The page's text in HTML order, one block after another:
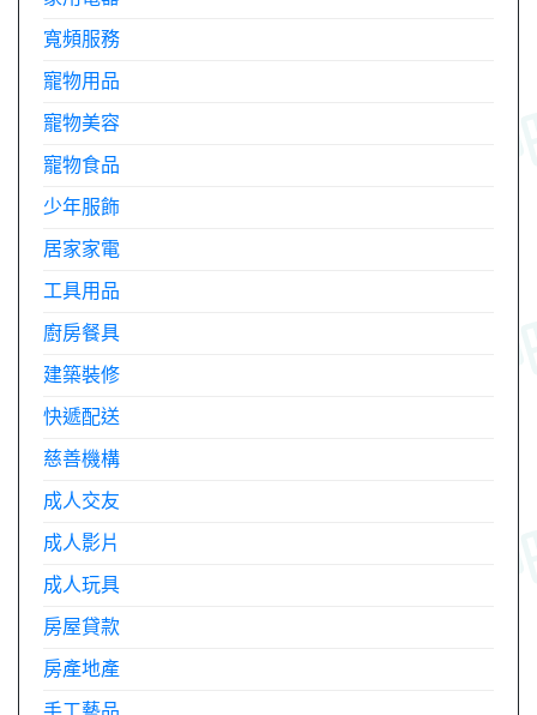
寬頻服務
寵物用品
寵物美容
寵物食品
少年服飾
居家家電
工具用品
廚房餐具
建築裝修
快遞配送
慈善機構
成人交友
成人影片
成人玩具
房屋貸款
房產地產
手工藝品